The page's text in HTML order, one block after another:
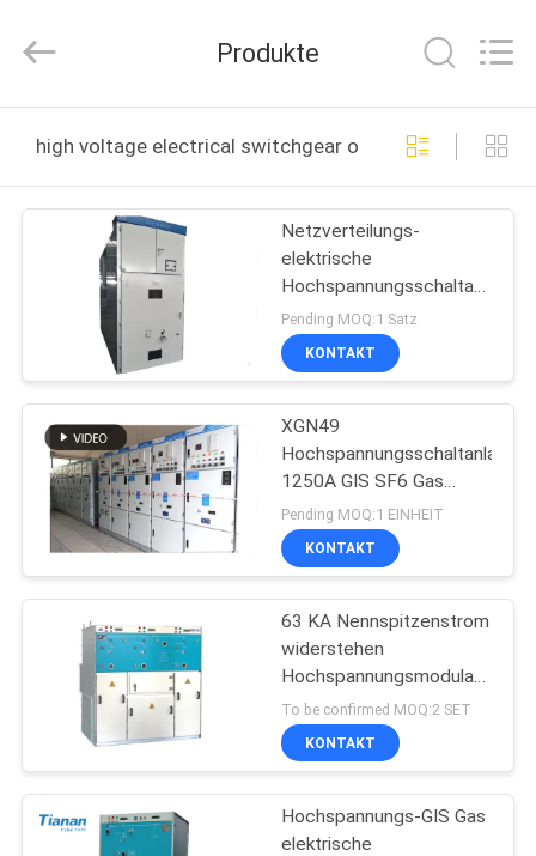
PRODUKTE
ÜBER
UNS
FABRIK-
AUSFLUG
QUALITÄTSKONTROLLE
TRETEN
MIT
UNS
(Group)
Co.,Ltd..
Reserved.
Produkte
high voltage electrical switchgear online manufacture
Netzverteilungs-
elektrische
Hochspannungsschaltanlage
für Bergbauunternehmen
Pending MOQ:1 Satz
KONTAKT
XGN49
Hochspannungsschaltanlage/
1250A GIS SF6 Gas
isolierte Schaltanlage
Pending MOQ:1 EINHEIT
KONTAKT
63 KA Nennspitzenstrom
widerstehen
Hochspannungsmodulare
Schaltgeräte für 50 Hz
To be confirmed MOQ:2 SET
KONTAKT
Hochspannungs-GIS Gas
elektrische